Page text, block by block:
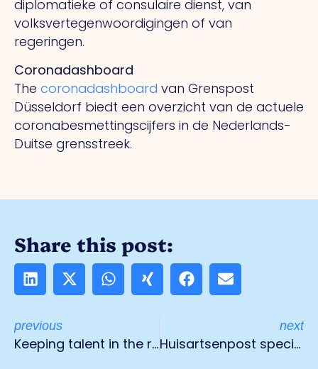
diplomatieke of consulaire dienst, van
volksvertegenwoordigingen of van
regeringen.
Coronadashboard
The coronadashboard van Grenspost
Düsseldorf biedt een overzicht van de actuele
coronabesmettingscijfers in de Nederlands-
Duitse grensstreek.
Share this post:
previous
Keeping talent in the region-how to do that?
next
Huisartsenpost speciaal voor internationale werknemers